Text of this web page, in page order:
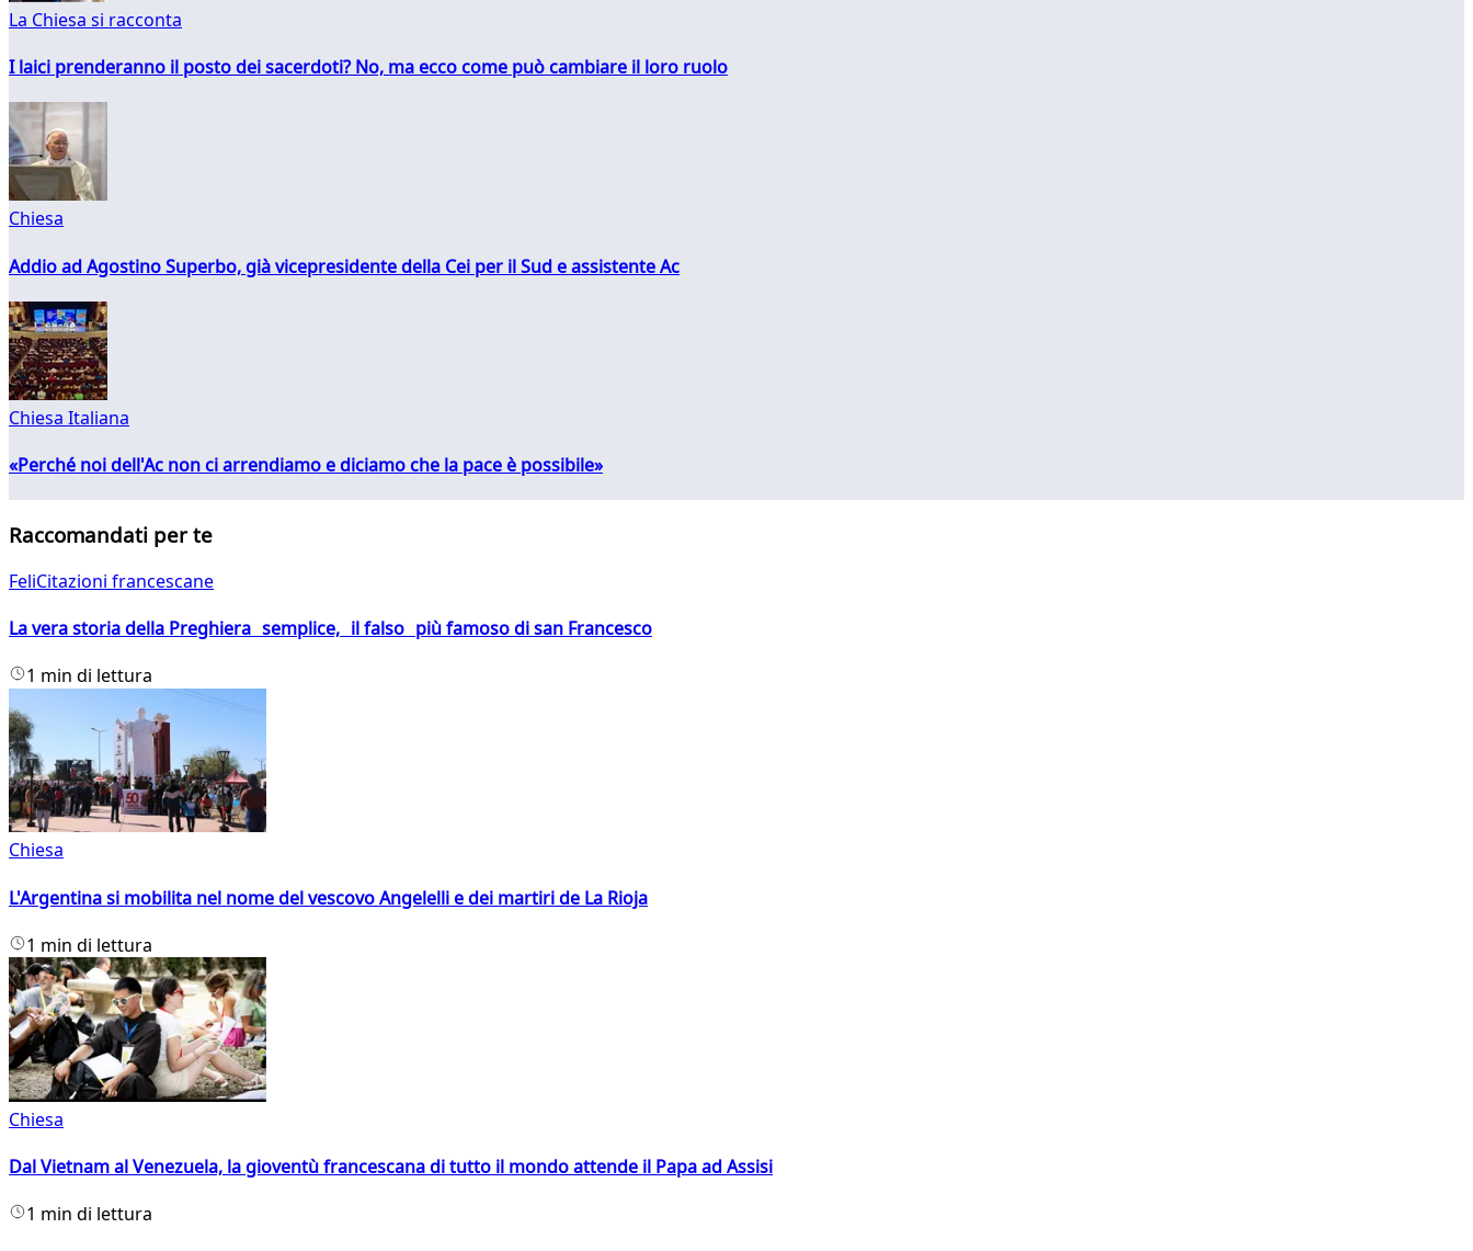
La Chiesa si racconta
I laici prenderanno il posto dei sacerdoti? No, ma ecco come può cambiare il loro ruolo
Chiesa
Addio ad Agostino Superbo, già vicepresidente della Cei per il Sud e assistente Ac
Chiesa Italiana
«Perché noi dell'Ac non ci arrendiamo e diciamo che la pace è possibile»
Raccomandati per te
FeliCitazioni francescane
La vera storia della Preghiera semplice, il falso più famoso di san Francesco
1 min di lettura
Chiesa
L'Argentina si mobilita nel nome del vescovo Angelelli e dei martiri de La Rioja
1 min di lettura
Chiesa
Dal Vietnam al Venezuela, la gioventù francescana di tutto il mondo attende il Papa ad Assisi
1 min di lettura